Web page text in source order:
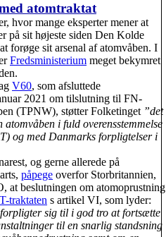
atomtraktat
hvor mange eksperter mener at
på sit højeste siden Den Kolde
forøge sit arsenal af atomvåben. I
Fredsministerium meget bekymret
V60, som afsluttede
2021 om tilslutning til FN-
(TPNW), støtter Folketinget ”det
i fuld overensstemmelse
og med Danmarks forpligtelser i
og gerne allerede på
påpege overfor Storbritannien,
at beslutningen om atomoprustning
traktaten s artikel VI, som lyder:
sig til i god tro at fortsætte
til en snarlig standsning